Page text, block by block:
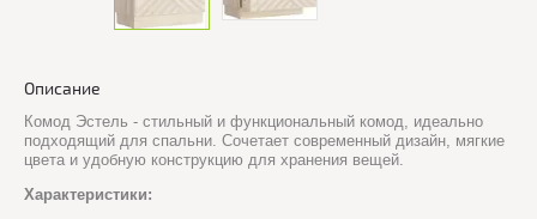
Описание
Комод Эстель - стильный и функциональный комод, идеально
подходящий для спальни. Сочетает современный дизайн, мягкие
цвета и удобную конструкцию для хранения вещей.
Характеристики: